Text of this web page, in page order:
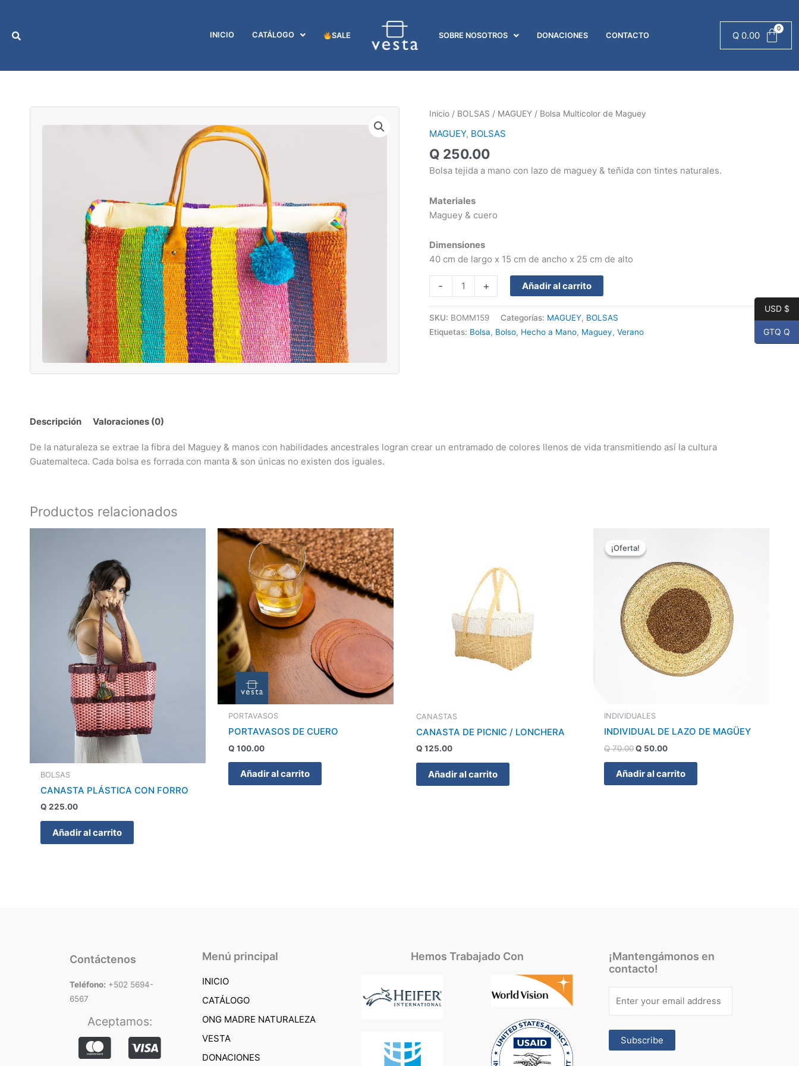
contenido
INICIO CATÁLOGO SALE SOBRE NOSOTROS DONACIONES CONTACTO Q0.00
Inicio/ BOLSAS / MAGUEY/ Bolsa Multicolor de Maguey
MAGUEY, BOLSAS
Q 250.00
Bolsa tejida a mano con lazo de maguey & teñida con tintes naturales.
Materiales
Maguey & cuero
Dimensiones
40 cm de largo x 15 cm de ancho x 25 cm de alto
-
Bolsa
Maguey
cantidad
+ Añadir al carrito
SKU: BOMM159 Categorías: MAGUEY, BOLSAS
Etiquetas: Bolsa, Bolso, Hecho a Mano, Maguey, Verano
Descripción Valoraciones (0)
De la naturaleza se extrae la fibra del Maguey & manos con habilidades ancestrales logran crear un entramado de colores llenos de vida transmitiendo así la cultura
Guatemalteca. Cada bolsa es forrada con manta & son únicas no existen dos iguales.
Productos relacionados
BOLSAS
CANASTA PLÁSTICA CON FORRO
Q 225.00
Añadir al carrito
PORTAVASOS
PORTAVASOS DE CUERO
Q 100.00
Añadir al carrito
CANASTAS
CANASTA DE PICNIC / LONCHERA
Q 125.00
Añadir al carrito
¡Oferta!
¡Oferta!
INDIVIDUALES
INDIVIDUAL DE LAZO DE MAGÜEY
Q70.00
original
Q 70.00.
Q 50.00
es:
Q 50.00.
Añadir al carrito
Contáctenos
Teléfono: +502 5694-
6567
Aceptamos:
Menú principal
INICIO
CATÁLOGO
ONG MADRE NATURALEZA
VESTA
DONACIONES
Hemos Trabajado Con
¡Mantengámonos en
contacto!
USD $
GTQ Q